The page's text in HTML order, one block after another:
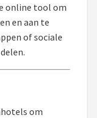
online tool om
en aan te
of sociale
om